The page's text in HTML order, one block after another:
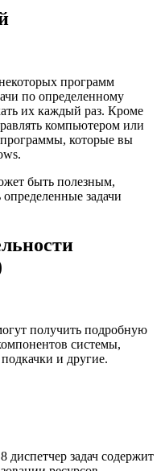
программ
по определенному
их каждый раз. Кроме
компьютером или
программы, которые вы
быть полезным,
задачи
получить подробную
системы,
и другие.
диспетчер задач содержит